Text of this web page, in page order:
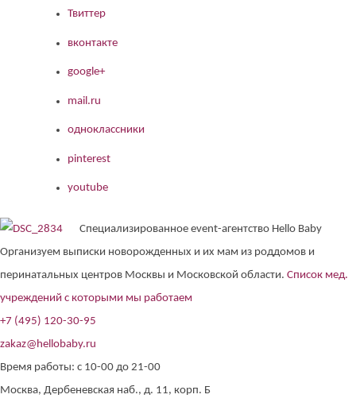
Твиттер
вконтакте
google+
mail.ru
одноклассники
pinterest
youtube
Специализированное event-агентство Hello Baby
Организуем выписки новорожденных и их мам из роддомов и
перинатальных центров Москвы и Московской области. Список мед.
учреждений с которыми мы работаем
+7 (495) 120-30-95
zakaz@hellobaby.ru
Время работы: с 10-00 до 21-00
Москва, Дербеневская наб., д. 11, корп. Б